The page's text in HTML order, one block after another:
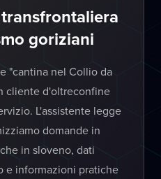
goriziani
"cantina nel Collio da
cliente d'oltreconfine
L'assistente legge
domande in
in sloveno, dati
e informazioni pratiche